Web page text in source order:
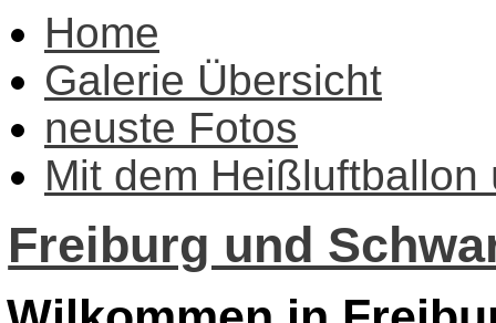
Home
Galerie Übersicht
neuste Fotos
Mit dem Heißluftballon
Freiburg und